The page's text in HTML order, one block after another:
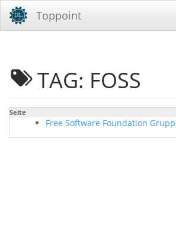
Toppoint
TAG: FOSS
Seite
Free Software Foundation